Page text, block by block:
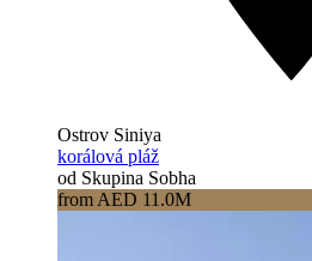
Ostrov Siniya
korálová pláž
od Skupina Sobha
from AED 11.0M